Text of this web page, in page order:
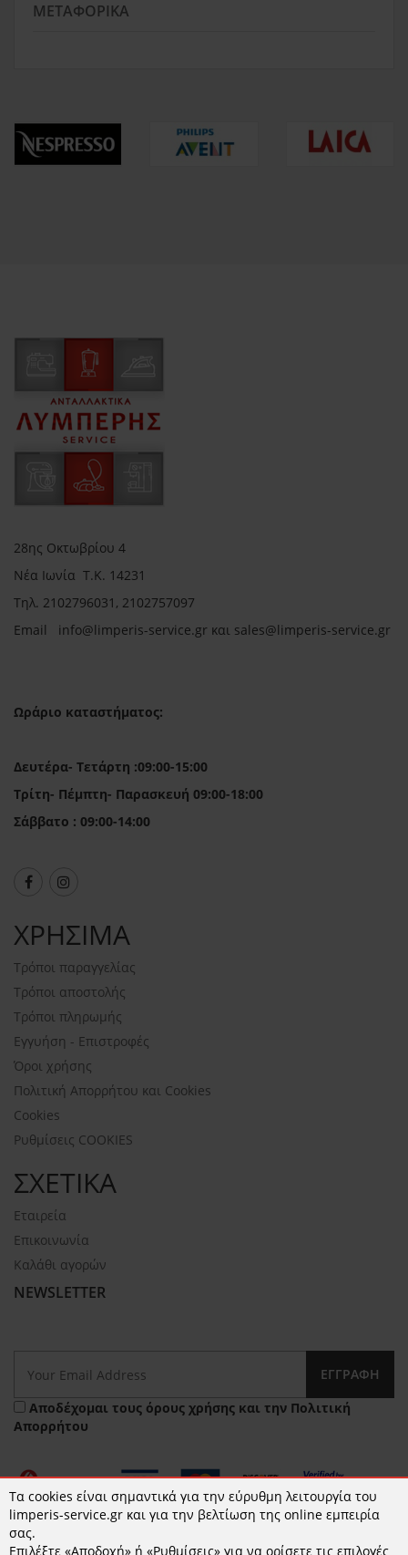
ΜΕΤΑΦΟΡΙΚΆ
28ης Οκτωβρίου 4
Νέα Ιωνία Τ.Κ. 14231
Τηλ. 2102796031, 2102757097
Email info@limperis-service.gr και sales@limperis-service.gr
Ωράριο καταστήματος:
Δευτέρα- Τετάρτη :09:00-15:00
Τρίτη- Πέμπτη- Παρασκευή 09:00-18:00
Σάββατο : 09:00-14:00
ΧΡΗΣΙΜΑ
Τρόποι παραγγελίας
Τρόποι αποστολής
Τρόποι πληρωμής
Εγγυήση - Επιστροφές
Όροι χρήσης
Πολιτική Απορρήτου και Cookies
Cookies
Ρυθμίσεις COOKIES
ΣΧΕΤΙΚΑ
Εταιρεία
Επικοινωνία
Καλάθι αγορών
NEWSLETTER
ΕΓΓΡΑΦΉ
Αποδέχομαι τους όρους χρήσης και την Πολιτική
Απορρήτου
Τα cookies είναι σημαντικά για την εύρυθμη λειτουργία του
limperis-service.gr και για την βελτίωση της online εμπειρία
σας.
Επιλέξτε «Αποδοχή» ή «Ρυθμίσεις» για να ορίσετε τις επιλογές